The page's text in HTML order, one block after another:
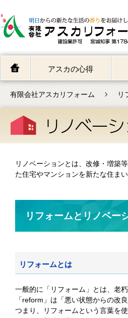
アスカの心得
有限会社アスカリフォーム リ
リノベーションとは、改修・増築
た住宅やマンションを新たな住ま
リフォームとリノベー
リフォームとは
一般的に「リフォーム」とは、老
「reform」は「悪い状態からの改
つまり、リフォームという言葉を